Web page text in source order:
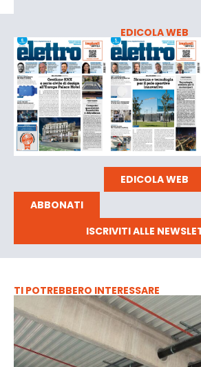
EDICOLA WEB
EDICOLA WEB
ABBONATI
ISCRIVITI ALLE
TI POTREBBERO INTERESSARE